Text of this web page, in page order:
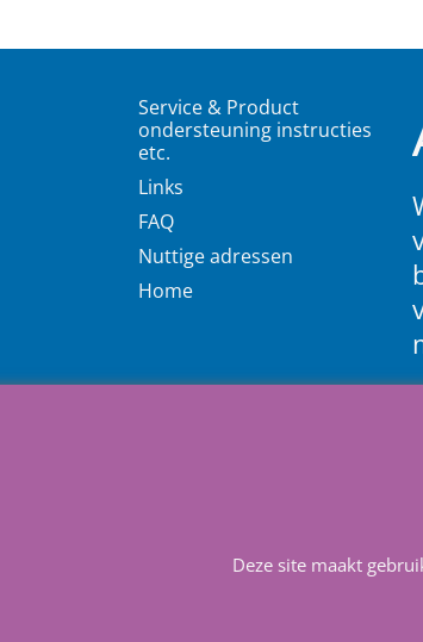
Service & Product
ondersteuning instructies
etc.
Links
FAQ
Nuttige adressen
Home
Info
Deze site maakt